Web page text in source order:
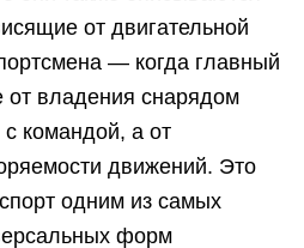
от двигательной
— когда главный
от владения снарядом
командой, а от
движений. Это
одним из самых
форм